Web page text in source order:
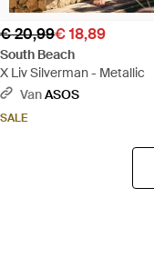
€ 20,99€ 18,89
South Beach
X Liv Silverman - Metallic
VanASOS
SALE